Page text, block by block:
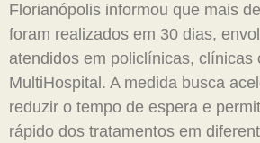
Florianópolis informou que mais
foram realizados em 30 dias,
atendidos em policlínicas, clínicas
MultiHospital. A medida busca
reduzir o tempo de espera e
rápido dos tratamentos em